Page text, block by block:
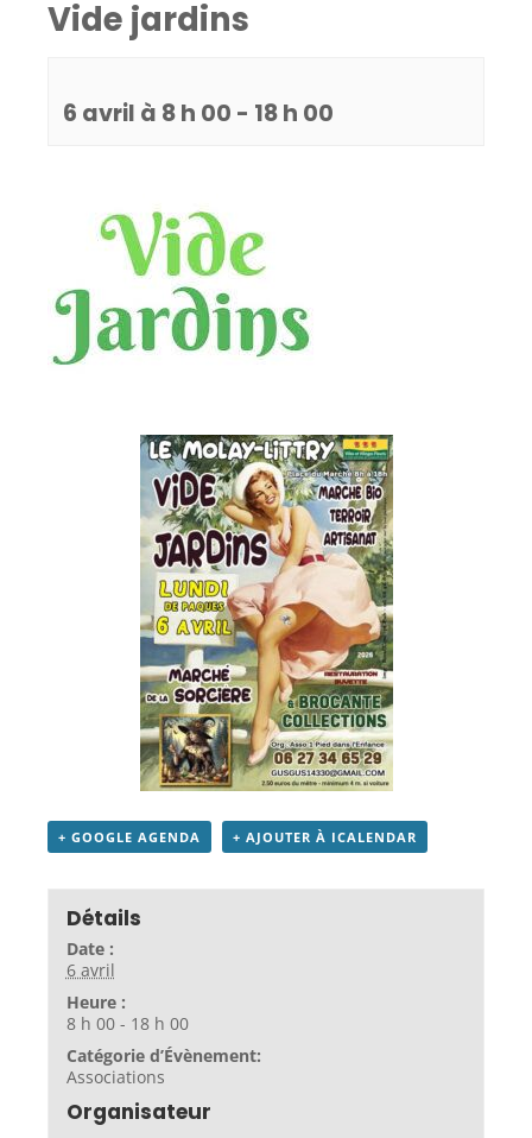
Vide jardins
6 avril à 8 h 00 - 18 h 00
+ GOOGLE AGENDA + AJOUTER À ICALENDAR
Détails
Date :
6 avril
Heure :
8 h 00 - 18 h 00
Catégorie d’Évènement:
Associations
Organisateur